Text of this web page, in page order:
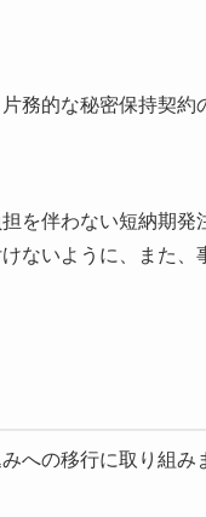
務的な秘密保持契約
を伴わない短納期発
ないように、また、
への移行に取り組み